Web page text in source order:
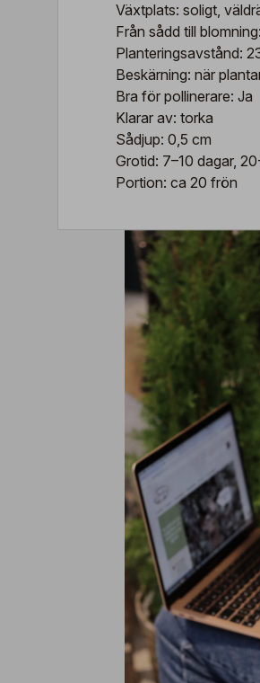
Växtplats: soligt,
Från sådd till
Planteringsavstånd:
Beskärning: när
Bra för pollinerare: Ja
Klarar av: torka
Sådjup: 0,5 cm
Grotid: 7–10 dagar,
Portion: ca 20 frön